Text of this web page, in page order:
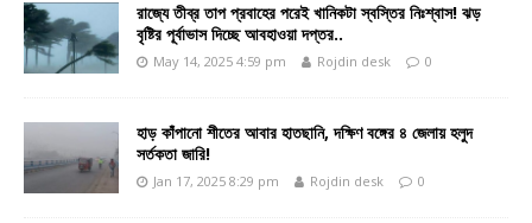
রাজ্যে তীব্র তাপ প্রবাহের পরেই খানিকটা স্বস্তির নিঃশ্বাস! ঝড়
বৃষ্টির পূর্বাভাস দিচ্ছে আবহাওয়া দপ্তর..
May 14, 2025 4:59 pm Rojdin desk 0
হাড় কাঁপানো শীতের আবার হাতছানি, দক্ষিণ বঙ্গের ৪ জেলায় হলুদ
সর্তকতা জারি!
Jan 17, 2025 8:29 pm Rojdin desk 0